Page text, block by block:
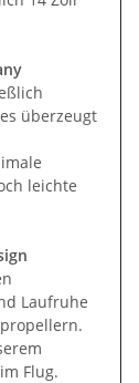
überzeugt
leichte
Laufruhe
Flug.